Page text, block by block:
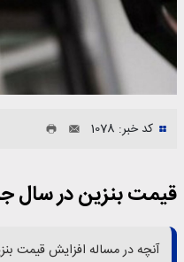
کد خبر: 1078
قیمت بنزین در سال
آنچه در مساله افزایش قیمت